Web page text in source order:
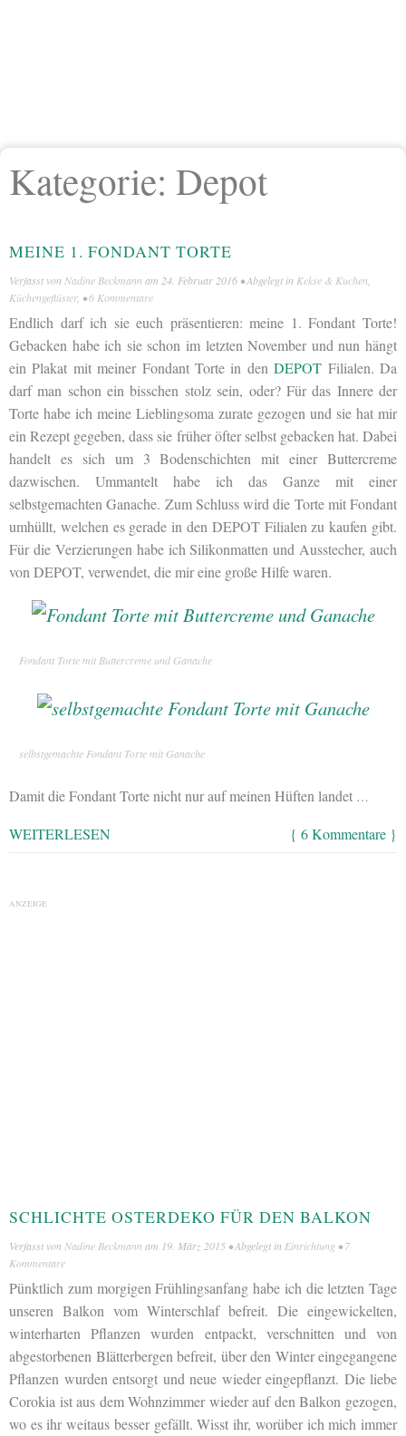
Kategorie: Depot
MEINE 1. FONDANT TORTE
Verfasst von Nadine Beckmann am 24. Februar 2016 • Abgelegt in Kekse & Kuchen
Küchengeflüster, •6 Kommentare
Endlich darf ich sie euch präsentieren: meine 1. Fondant Torte!
Gebacken habe ich sie schon im letzten November und nun hängt
ein Plakat mit meiner Fondant Torte in denDEPOT Filialen. Da
darf man schon ein bisschen stolz sein, oder? Für das Innere der
Torte habe ich meine Lieblingsoma zurate gezogen und sie hat mir
ein Rezept gegeben, dass sie früher öfter selbst gebacken hat. Dabei
handelt es sich um 3 Bodenschichten mit einer Buttercreme
dazwischen. Ummantelt habe ich das Ganze mit einer
selbstgemachten Ganache. Zum Schluss wird die Torte mit Fondant
umhüllt, welchen es gerade in den DEPOT Filialen zu kaufen gibt.
Für die Verzierungen habe ich Silikonmatten und Ausstecher, auch
von DEPOT, verwendet, die mir eine große Hilfe waren.
Fondant Torte mit Buttercreme und Ganache
selbstgemachte Fondant Torte mit Ganache
Damit die Fondant Torte nicht nur auf meinen Hüften landet …
WEITERLESEN { 6 Kommentare }
ANZEIGE
SCHLICHTE OSTERDEKO FÜR DEN BALKON
Verfasst von Nadine Beckmann am 19. März 2015 • Abgelegt in Einrichtung •7
Kommentare
Pünktlich zum morgigen Frühlingsanfang habe ich die letzten Tage
unseren Balkon vom Winterschlaf befreit. Die eingewickelten,
winterharten Pflanzen wurden entpackt, verschnitten und von
abgestorbenen Blätterbergen befreit, über den Winter eingegangene
Pflanzen wurden entsorgt und neue wieder eingepflanzt. Die liebe
Corokia ist aus dem Wohnzimmer wieder auf den Balkon gezogen,
wo es ihr weitaus besser gefällt. Wisst ihr, worüber ich mich immer